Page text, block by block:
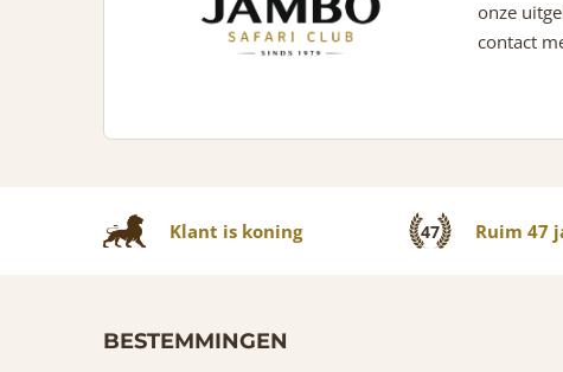
onze
contact
Klant is koning 47 Ruim 47
BESTEMMINGEN